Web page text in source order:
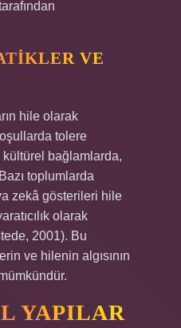
VE
hile olarak
tolere
bağlamlarda,
toplumlarda
zekâ gösterileri hile
olarak
2001). Bu
ve hilenin algısının
YAPILAR